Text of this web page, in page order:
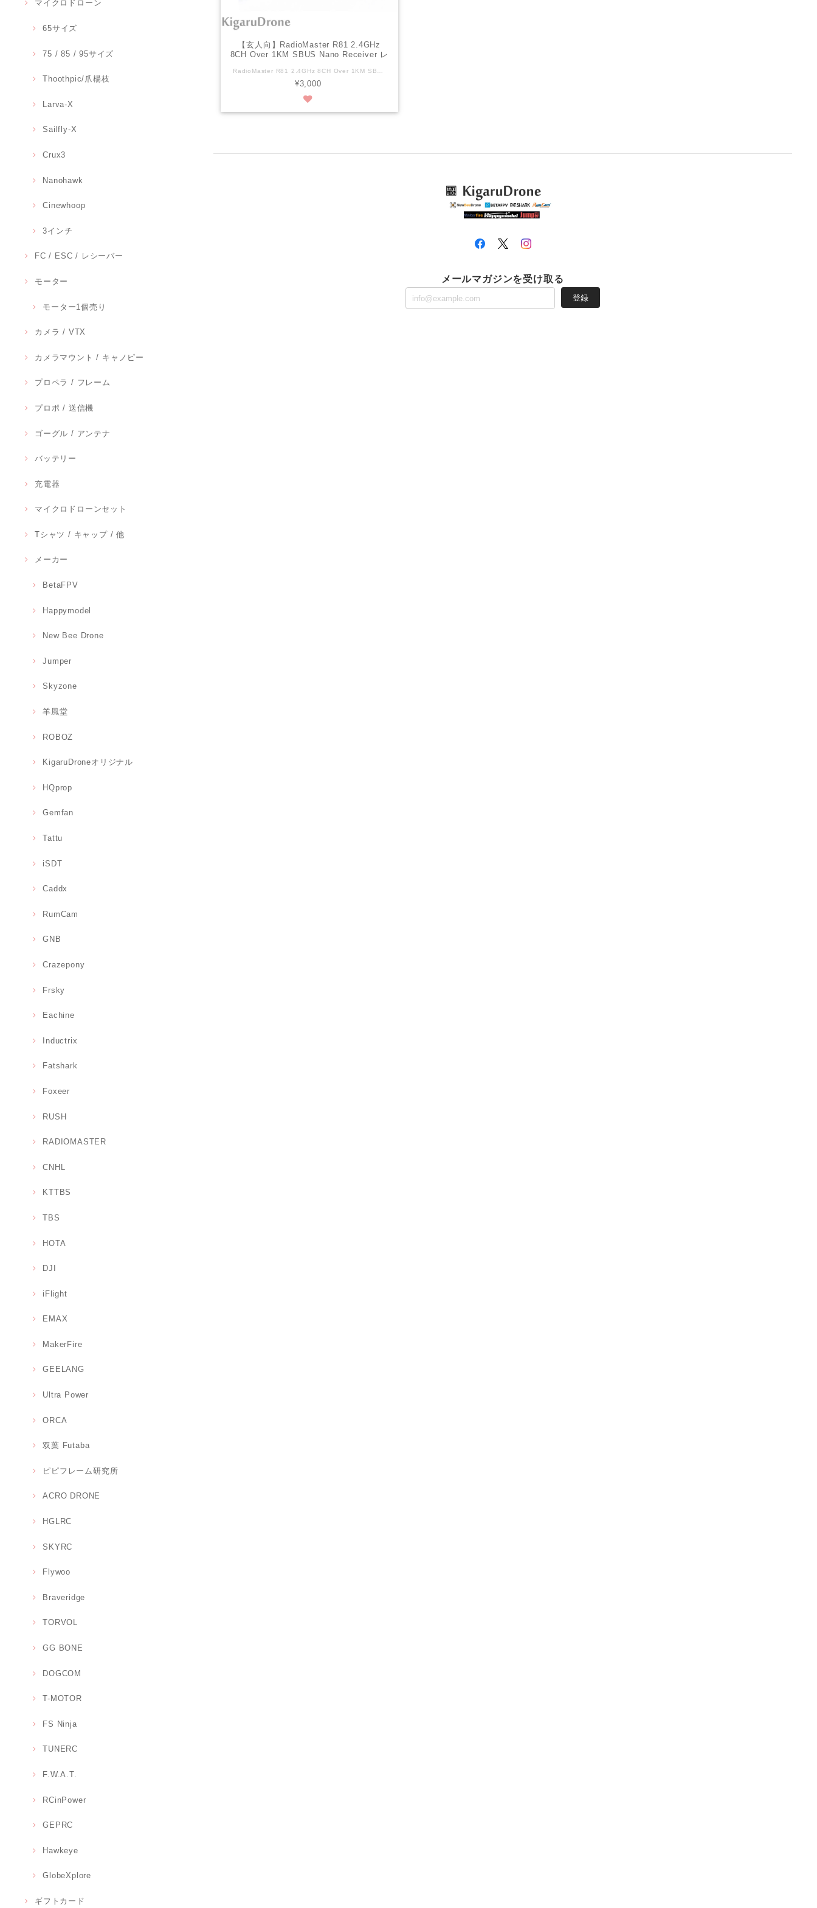
マイクロドローン
65サイズ
75 / 85 / 95サイズ
Thoothpic/爪楊枝
Larva-X
Sailfly-X
Crux3
Nanohawk
Cinewhoop
3インチ
FC / ESC / レシーバー
モーター
モーター1個売り
カメラ / VTX
カメラマウント / キャノピー
プロペラ / フレーム
プロポ / 送信機
ゴーグル / アンテナ
バッテリー
充電器
マイクロドローンセット
Tシャツ / キャップ / 他
メーカー
BetaFPV
Happymodel
New Bee Drone
Jumper
Skyzone
羊風堂
ROBOZ
KigaruDroneオリジナル
HQprop
Gemfan
Tattu
iSDT
Caddx
RumCam
GNB
Crazepony
Frsky
Eachine
Inductrix
Fatshark
Foxeer
RUSH
RADIOMASTER
CNHL
KTTBS
TBS
HOTA
DJI
iFlight
EMAX
MakerFire
GEELANG
Ultra Power
ORCA
双葉 Futaba
ピピフレーム研究所
ACRO DRONE
HGLRC
SKYRC
Flywoo
Braveridge
TORVOL
GG BONE
DOGCOM
T-MOTOR
FS Ninja
TUNERC
F.W.A.T.
RCinPower
GEPRC
Hawkeye
GlobeXplore
ギフトカード
【玄人向】RadioMaster R81 2.4GHz
8CH Over 1KM SBUS Nano Receiver レ
¥3,000
メールマガジンを受け取る
登録